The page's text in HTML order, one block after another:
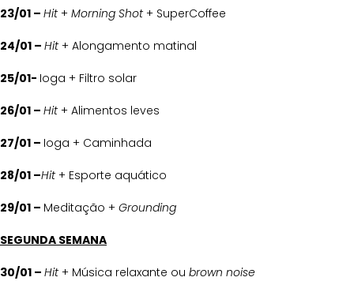
23/01 – Hit + Morning Shot + SuperCoffee
24/01 – Hit + Alongamento matinal
25/01- Ioga + Filtro solar
26/01 – Hit + Alimentos leves
27/01 – Ioga + Caminhada
28/01 –Hit + Esporte aquático
29/01 – Meditação + Grounding
SEGUNDA SEMANA
30/01 – Hit + Música relaxante ou brown noise